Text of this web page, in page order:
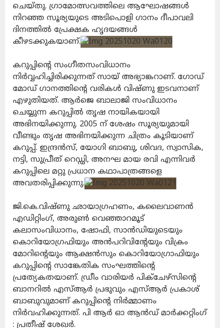
ചെയ്തു. ഗ്രാമോത്സവത്തിലെ ആഘോഷങ്ങൾ
നിറഞ്ഞ സൂര്യയുടെ അടിപൊളി ഗാനം ദീപാവലി
ദിനത്തിൽ പ്രേക്ഷക ഹൃദയങ്ങൾ
കീഴടക്കുകയാണ്.
കറുപ്പിന്റെ സംഗീതസംവിധാനം
നിർവ്വഹിച്ചിരിക്കുന്നത് സായ് അഭ്യാങ്കറാണ്. ഗോഡ്
മോഡ് ഗാനത്തിന്റെ വരികൾ വിഷ്ണു ഇടവനാണ്
എഴുതിയത്. ആർജെ ബാലാജി സംവിധാനം
ചെയ്യുന്ന കറുപ്പിൽ തൃഷ നായികയായി
അഭിനയിക്കുന്നു. 2005 ന് ശേഷം സൂര്യയുമായി
വീണ്ടും തൃഷ അഭിനയിക്കുന്ന ചിത്രം കൂടിയാണ്
കറുപ്പ്. ഇന്ദ്രൻസ്, യോഗി ബാബു, ശിവദ, സ്വാസിക,
നട്ടി, സുപ്രീത് റെഡ്ഡി, അനഘ മായ രവി എന്നിവർ
കറുപ്പിലെ മറ്റു പ്രധാന കഥാപാത്രങ്ങളെ
അവതരിപ്പിക്കുന്നു.
ജി.കെ.വിഷ്ണു ഛായാഗ്രഹണം, കലൈവാണൻ
എഡിറ്റിംഗ്, അരുൺ വെഞ്ഞാറമൂട്
കലാസംവിധാനം, ഷോഫി, സാൻഡിയുടെയും
കൊറിയോഗ്രഫിയും അൻപറിവിന്റേയും വിക്രം
മോറിൻ്റെയും ആക്ഷൻസും കൊറിയോഗ്രാഫിയും
കറുപ്പിൻ്റെ സാങ്കേതിക സംഘത്തിൻ്റെ
പ്രത്യേകതയാണ്. ഡ്രീം വാരിയർ പിക്‌ചേഴ്‌സിൻ്റെ
ബാനറിൽ എസ്ആർ പ്രഭുവും എസ്ആർ പ്രകാശ്
ബാബുവുമാണ് കറുപ്പിന്റെ നിർമ്മാണം
നിർവഹിക്കുന്നത്. പി ആർ ഓ ആൻഡ് മാർക്കറ്റിംഗ്
: പ്രതീഷ് ശേഖർ.